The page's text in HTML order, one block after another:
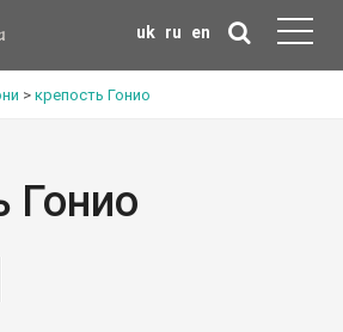
uk ru en
> крепость Гонио
Гонио